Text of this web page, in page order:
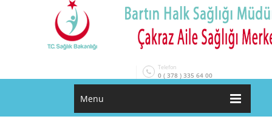
Telefon
0 ( 378 ) 335 64 00
Menu